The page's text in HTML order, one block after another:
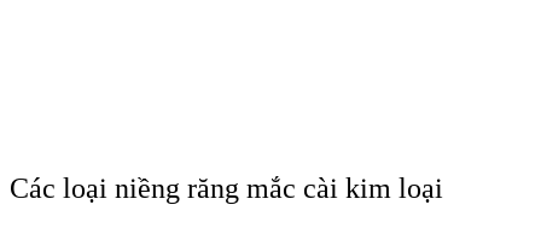
Các loại niềng răng mắc cài kim loại